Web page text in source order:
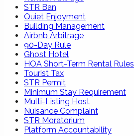
STR Ban
Quiet Enjoyment
Building Management
Airbnb Arbitrage
90-Day Rule
Ghost Hotel
HOA Short-Term Rental Rules
Tourist Tax
STR Permit
Minimum Stay Requirement
Multi-Listing Host
Nuisance Complaint
STR Moratorium
Platform Accountability